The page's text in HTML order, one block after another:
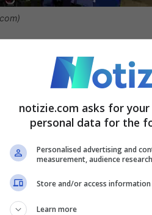
Europea, anche
radicalmente e
in passato,
saranno più paralizzati
e alcune migliaia
saranno eliminati. La
notizie.com asks for
personal data for the
Personalised advertising and
measurement, audience
Store and/or access information
Learn more